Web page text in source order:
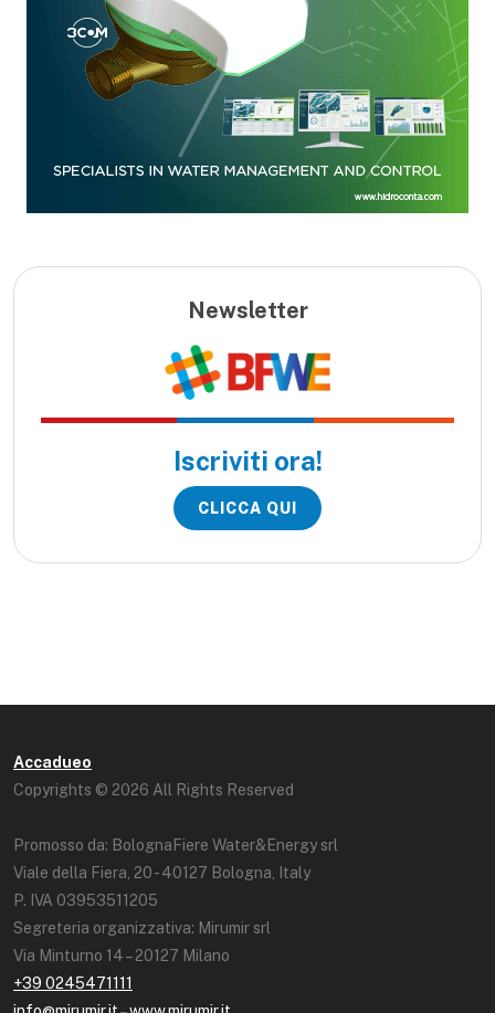
Newsletter
Iscriviti ora!
CLICCA QUI
Accadueo
Copyrights © 2026 All Rights Reserved
Promosso da: BolognaFiere Water&Energy srl
Viale della Fiera, 20 - 40127 Bologna, Italy
P. IVA 03953511205
Segreteria organizzativa: Mirumir srl
Via Minturno 14 – 20127 Milano
+39 0245471111